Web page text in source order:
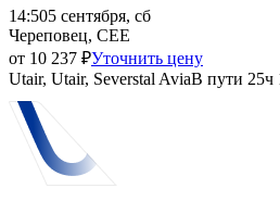
14:505 сентября, сб
Череповец, CEE
от 10 237 ₽Уточнить цену
Utair, Utair, Severstal AviaВ пути 25ч